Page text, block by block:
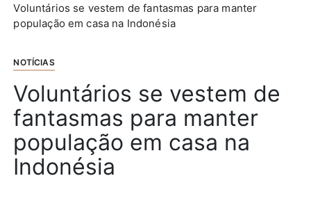
Voluntários se vestem de fantasmas para manter
população em casa na Indonésia
NOTÍCIAS
Voluntários se vestem de
fantasmas para manter
população em casa na
Indonésia